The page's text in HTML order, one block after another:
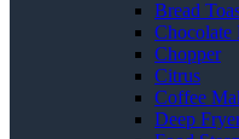
Bread
Chocolate
Chopper
Citrus
Coffee
Deep